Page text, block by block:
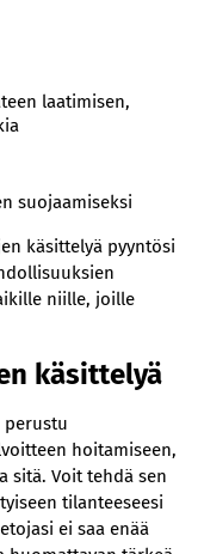
laatimisen,
suojaamiseksi
käsittelyä pyyntösi
niille, joille
käsittelyä
hoitamiseen,
sitä. Voit tehdä sen
tilanteeseesi
ei saa enää